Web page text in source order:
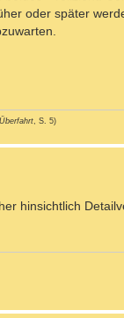
oder später
, S. 5)
hinsichtlich